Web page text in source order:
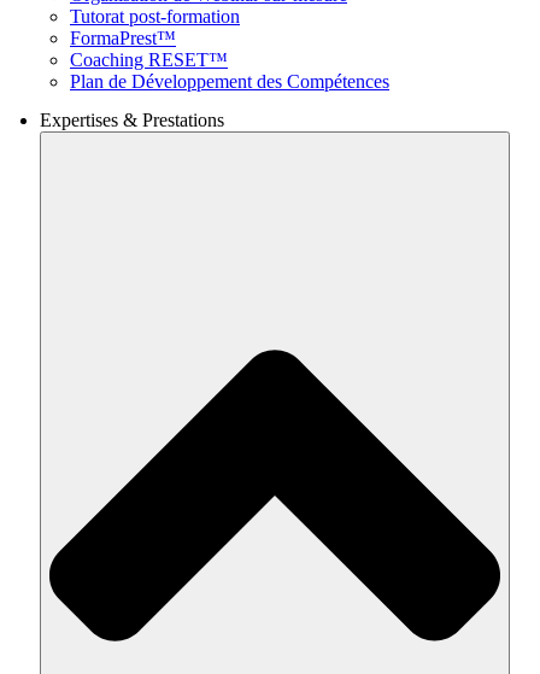
Tutorat post-formation
FormaPrest™
Coaching RESET™
Plan de Développement des Compétences
Expertises & Prestations